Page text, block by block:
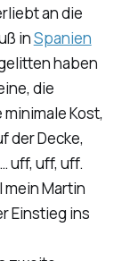
an die
inSpanien
haben
die
Kost,
der Decke,
uff, uff, uff.
Martin
Einstieg ins